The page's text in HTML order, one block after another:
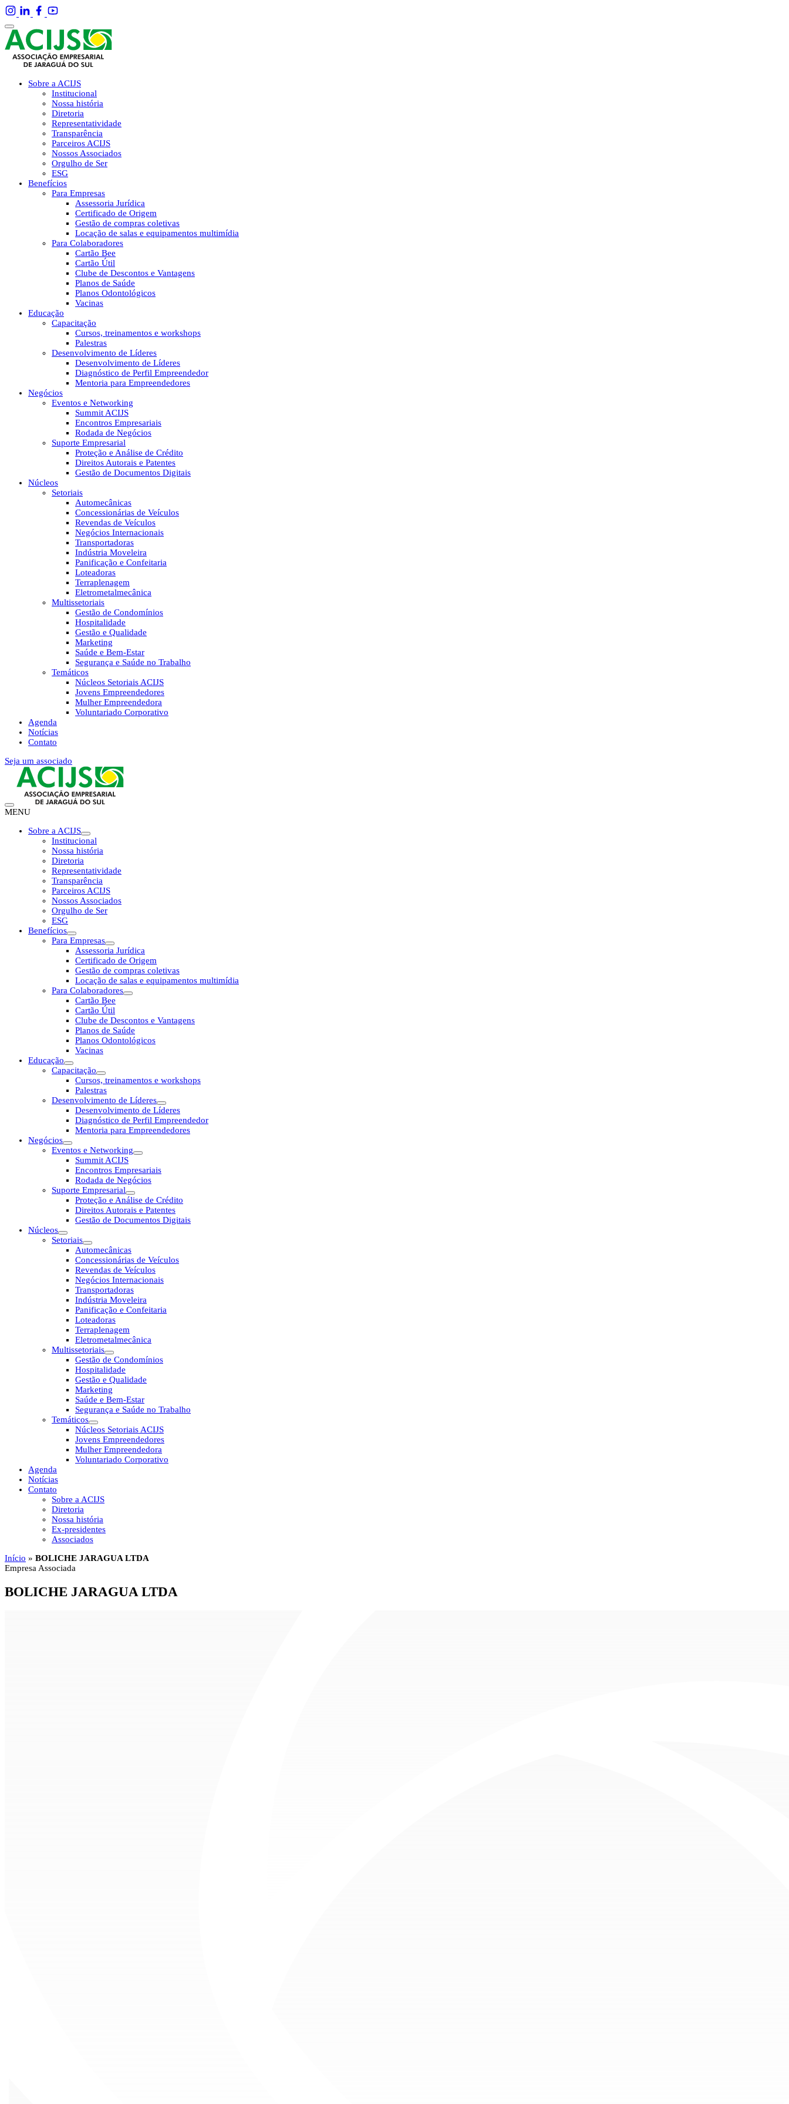
Sobre a ACIJS
Institucional
Nossa história
Diretoria
Representatividade
Transparência
Parceiros ACIJS
Nossos Associados
Orgulho de Ser
ESG
Benefícios
Para Empresas
Assessoria Jurídica
Certificado de Origem
Gestão de compras coletivas
Locação de salas e equipamentos multimídia
Para Colaboradores
Cartão Bee
Cartão Útil
Clube de Descontos e Vantagens
Planos de Saúde
Planos Odontológicos
Vacinas
Educação
Capacitação
Cursos, treinamentos e workshops
Palestras
Desenvolvimento de Líderes
Desenvolvimento de Líderes
Diagnóstico de Perfil Empreendedor
Mentoria para Empreendedores
Negócios
Eventos e Networking
Summit ACIJS
Encontros Empresariais
Rodada de Negócios
Suporte Empresarial
Proteção e Análise de Crédito
Direitos Autorais e Patentes
Gestão de Documentos Digitais
Núcleos
Setoriais
Automecânicas
Concessionárias de Veículos
Revendas de Veículos
Negócios Internacionais
Transportadoras
Indústria Moveleira
Panificação e Confeitaria
Loteadoras
Terraplenagem
Eletrometalmecânica
Multissetoriais
Gestão de Condomínios
Hospitalidade
Gestão e Qualidade
Marketing
Saúde e Bem-Estar
Segurança e Saúde no Trabalho
Temáticos
Núcleos Setoriais ACIJS
Jovens Empreendedores
Mulher Empreendedora
Voluntariado Corporativo
Agenda
Notícias
Contato
Seja um associado
MENU
Sobre a ACIJS
Institucional
Nossa história
Diretoria
Representatividade
Transparência
Parceiros ACIJS
Nossos Associados
Orgulho de Ser
ESG
Benefícios
Para Empresas
Assessoria Jurídica
Certificado de Origem
Gestão de compras coletivas
Locação de salas e equipamentos multimídia
Para Colaboradores
Cartão Bee
Cartão Útil
Clube de Descontos e Vantagens
Planos de Saúde
Planos Odontológicos
Vacinas
Educação
Capacitação
Cursos, treinamentos e workshops
Palestras
Desenvolvimento de Líderes
Desenvolvimento de Líderes
Diagnóstico de Perfil Empreendedor
Mentoria para Empreendedores
Negócios
Eventos e Networking
Summit ACIJS
Encontros Empresariais
Rodada de Negócios
Suporte Empresarial
Proteção e Análise de Crédito
Direitos Autorais e Patentes
Gestão de Documentos Digitais
Núcleos
Setoriais
Automecânicas
Concessionárias de Veículos
Revendas de Veículos
Negócios Internacionais
Transportadoras
Indústria Moveleira
Panificação e Confeitaria
Loteadoras
Terraplenagem
Eletrometalmecânica
Multissetoriais
Gestão de Condomínios
Hospitalidade
Gestão e Qualidade
Marketing
Saúde e Bem-Estar
Segurança e Saúde no Trabalho
Temáticos
Núcleos Setoriais ACIJS
Jovens Empreendedores
Mulher Empreendedora
Voluntariado Corporativo
Agenda
Notícias
Contato
Sobre a ACIJS
Diretoria
Nossa história
Ex-presidentes
Associados
Início » BOLICHE JARAGUA LTDA
Empresa Associada
BOLICHE JARAGUA LTDA